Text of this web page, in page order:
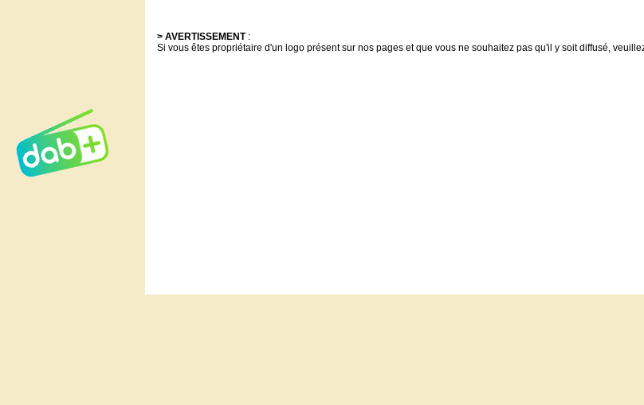
> AVERTISSEMENT:
Si vous êtes propriétaire d'un logo présent sur nos pages et que vous ne souhaitez pas qu'il y soit diffusé,